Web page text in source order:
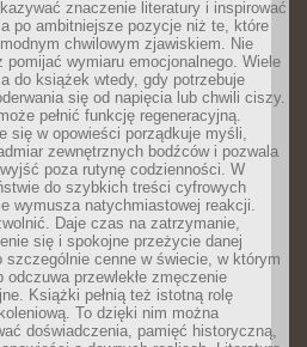
znaczenie literatury i inspirować
po ambitniejsze pozycje niż te, które
chwilowym zjawiskiem. Nie
pomijać wymiaru emocjonalnego. Wiele
do książek wtedy, gdy potrzebuje
się od napięcia lub chwili ciszy.
pełnić funkcję regeneracyjną.
się w opowieści porządkuje myśli,
zewnętrznych bodźców i pozwala
poza rutynę codzienności. W
do szybkich treści cyfrowych
wymusza natychmiastowej reakcji.
Daje czas na zatrzymanie,
się i spokojne przeżycie danej
szczególnie cenne w świecie, w którym
odczuwa przewlekłe zmęczenie
Książki pełnią też istotną rolę
To dzięki nim można
doświadczenia, pamięć historyczną,